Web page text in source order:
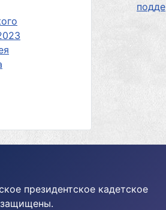
президентское кадетское